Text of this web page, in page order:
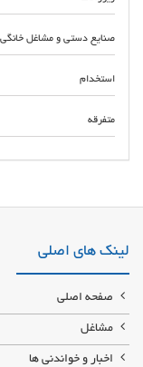
صنایع دستی و مشاغل خانگی
استخدام
متفرقه
، پرچین طرح سفال آردواز
لینک های اصلی
صفحه اصلی
مشاغل
اخبار و خواندنی ها